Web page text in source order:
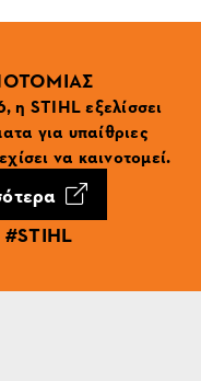
η STIHL εξελίσσει
για υπαίθριες
να καινοτομεί.
#STIHL